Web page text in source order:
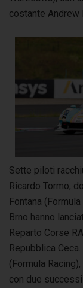
costante Andrew
Sette piloti
Ricardo Tormo,
Fontana
Brno hanno
Reparto Corse
Repubblica
(Formula
con due